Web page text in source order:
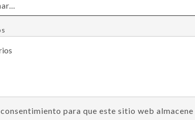
para que este sitio web